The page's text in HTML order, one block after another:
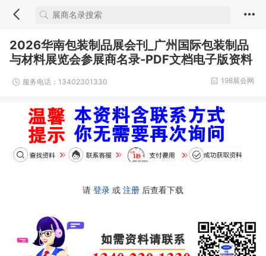
2026华南包装制品展会刊_广州国际包装制品
与材料展览会参展商名录-PDF文档电子版资料
服务电话：13402301330 198展会网
请 登录 或 注册 后查看下载